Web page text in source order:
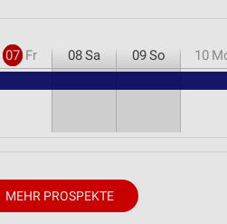
07 Fr 08Sa 09So 10
MEHR PROSPEKTE